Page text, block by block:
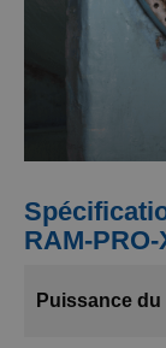
RAM-PRO-
Puissance